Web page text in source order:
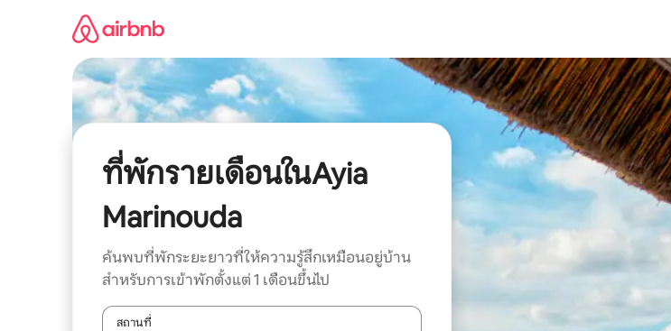
ที่พักรายเดือนในAyia
Marinouda
ค้นพบที่พักระยะยาวที่ให้ความรู้สึกเหมือนอยู่บ้าน
สำหรับการเข้าพักตั้งแต่ 1 เดือนขึ้นไป
สถานที่